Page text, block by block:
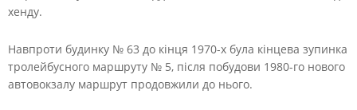
хенду.
Навпроти будинку № 63 до кінця 1970-х була кінцева зупинка
тролейбусного маршруту № 5, після побудови 1980-го нового
автовокзалу маршрут продовжили до нього.